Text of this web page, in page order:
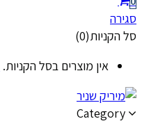
סגירה
סל הקניות(0)
אין מוצרים בסל הקניות.
Category